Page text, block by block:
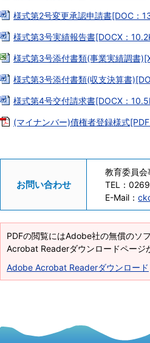
様式第2号変更承認申請書[DOC：
様式第3号実績報告書[DOCX：
様式第3号添付書類(事業実績調書
様式第3号添付書類(収支決算書
様式第4号交付請求書[DOCX：
(マイナンバー)債権者登録様式
お問い合わせ
教育委員
TEL：
E-Mail：
PDFの閲覧にはAdobe社の無償のソ
Acrobat Readerダウンロードページ
Adobe Acrobat Readerダウンロード